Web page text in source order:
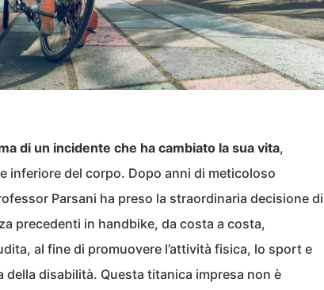
di un incidente che ha cambiato la sua vita,
inferiore del corpo. Dopo anni di meticoloso
Parsani ha preso la straordinaria decisione di
precedenti in handbike, da costa a costa,
al fine di promuovere l’attività fisica, lo sport e
della disabilità. Questa titanica impresa non è